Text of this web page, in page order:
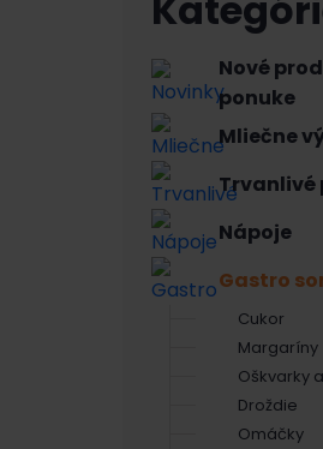
Nové
ponuke
Mliečne
Nápoje
Gastro
Cukor
Margaríny
Oškvarky
Droždie
Omáčky